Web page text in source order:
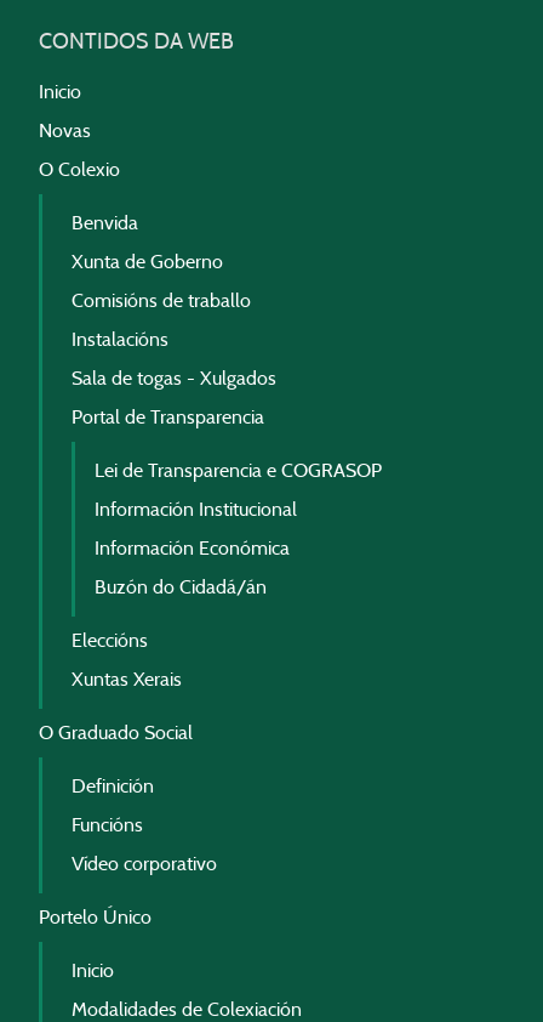
CONTIDOS DA WEB
Inicio
Novas
O Colexio
Benvida
Xunta de Goberno
Comisións de traballo
Instalacións
Sala de togas - Xulgados
Portal de Transparencia
Lei de Transparencia e COGRASOP
Información Institucional
Información Económica
Buzón do Cidadá/án
Eleccións
Xuntas Xerais
O Graduado Social
Definición
Funcións
Vídeo corporativo
Portelo Único
Inicio
Modalidades de Colexiación